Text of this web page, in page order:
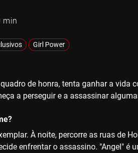
min
Girl Power
de honra, tenta ganhar a vida
a perseguir e a assassinar
À noite, percorre as ruas de
enfrentar o assassino. "Angel"